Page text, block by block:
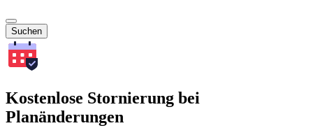
Suchen
Kostenlose Stornierung bei
Planänderungen